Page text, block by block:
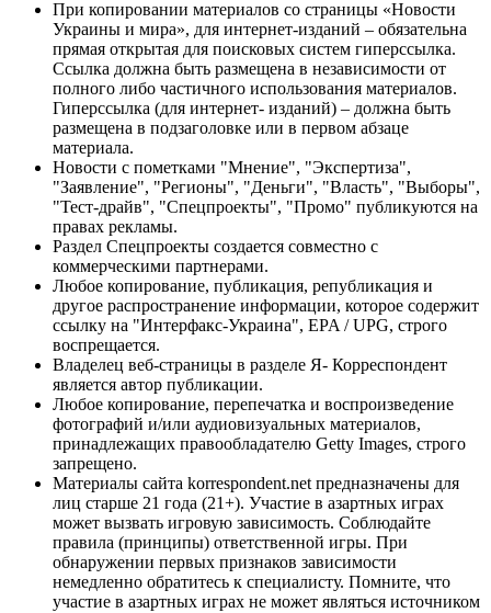
При копировании материалов со страницы «Новости
Украины и мира», для интернет-изданий – обязательна
прямая открытая для поисковых систем гиперссылка.
Ссылка должна быть размещена в независимости от
полного либо частичного использования материалов.
Гиперссылка (для интернет- изданий) – должна быть
размещена в подзаголовке или в первом абзаце
материала.
Новости с пометками "Мнение", "Экспертиза",
"Заявление", "Регионы", "Деньги", "Власть", "Выборы",
"Тест-драйв", "Спецпроекты", "Промо" публикуются на
правах рекламы.
Раздел Спецпроекты создается совместно с
коммерческими партнерами.
Любое копирование, публикация, републикация и
другое распространение информации, которое содержит
ссылку на "Интерфакс-Украина", EPA / UPG, строго
воспрещается.
Владелец веб-страницы в разделе Я- Корреспондент
является автор публикации.
Любое копирование, перепечатка и воспроизведение
фотографий и/или аудиовизуальных материалов,
принадлежащих правообладателю Getty Images, строго
запрещено.
Материалы сайта korrespondent.net предназначены для
лиц старше 21 года (21+). Участие в азартных играх
может вызвать игровую зависимость. Соблюдайте
правила (принципы) ответственной игры. При
обнаружении первых признаков зависимости
немедленно обратитесь к специалисту. Помните, что
участие в азартных играх не может являться источником